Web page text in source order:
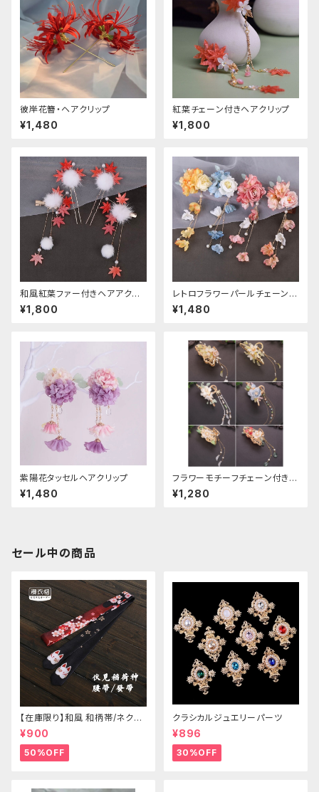
彼岸花簪・ヘアクリップ
¥1,480
紅葉チェーン付きヘアクリップ
¥1,800
和風紅葉ファー付きヘアアクセ
サリー
¥1,800
レトロフラワーパールチェーンヘ
アクリップ
¥1,480
紫陽花タッセルヘアクリップ
¥1,480
フラワーモチーフチェーン付きヘ
アクリップ
¥1,280
セール中の商品
【在庫限り】和風 和柄帯/ネクタ
イ/リボン（狐面/金魚
¥900
50%OFF
クラシカルジュエリーパーツ
¥896
30%OFF